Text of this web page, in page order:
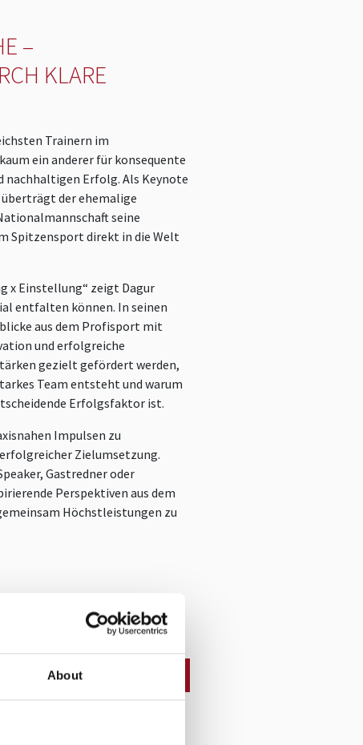
About
–
KLARE
Trainern im
ein anderer für konsequente
Erfolg. Als Keynote
überträgt der ehemalige
seine
Spitzensport direkt in die Welt
x Einstellung“ zeigt Dagur
entfalten können. In seinen
aus dem Profisport mit
und erfolgreiche
gezielt gefördert werden,
Team entsteht und warum
Erfolgsfaktor ist.
Impulsen zu
Zielumsetzung.
Gastredner oder
Perspektiven aus dem
Höchstleistungen zu
Kontaktformular